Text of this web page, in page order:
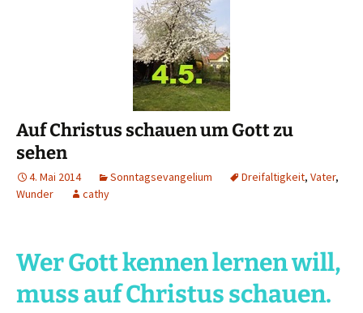
Auf Christus schauen um Gott zu
sehen
4. Mai 2014 Sonntagsevangelium Dreifaltigkeit, Vater,
Wunder
cathy
Wer Gott kennen lernen will,
muss auf Christus schauen.